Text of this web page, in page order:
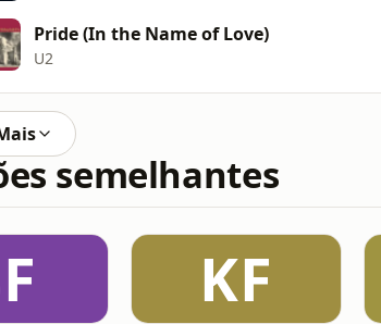
Pride (In the Name of Love)
U2
semelhantes
KF